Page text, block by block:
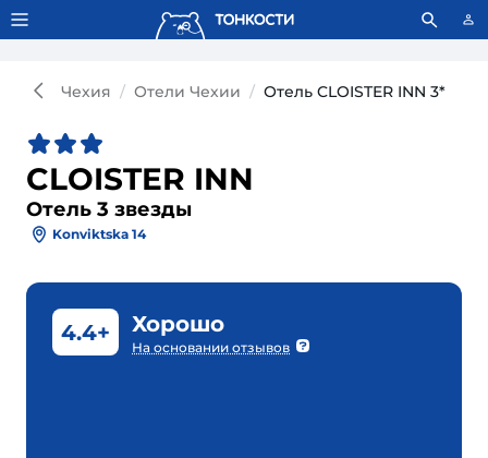
Тонкости используют сookie-файлы. Что это значит?
Чехия Отели Чехии Отель CLOISTER INN 3*
CLOISTER INN
Отель 3 звезды
Konviktska 14
4.4+ Хорошо
На основании отзывов